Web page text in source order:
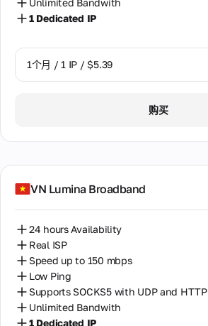
Unlimited Bandwith
1 Dedicated IP
1个月 / 1 IP / $5.39
购买
VN Lumina Broadband
24 hours Availability
Real ISP
Speed up to 150 mbps
Low Ping
Supports SOCKS5 with UDP and HTTP
Unlimited Bandwith
1 Dedicated IP